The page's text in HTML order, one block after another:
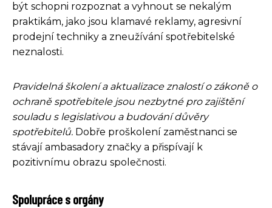
být schopni rozpoznat a vyhnout se nekalým
praktikám, jako jsou klamavé reklamy, agresivní
prodejní techniky a zneužívání spotřebitelské
neznalosti.
Pravidelná školení a aktualizace znalostí o zákoně o
ochraně spotřebitele jsou nezbytné pro zajištění
souladu s legislativou a budování důvěry
spotřebitelů. Dobře proškolení zaměstnanci se
stávají ambasadory značky a přispívají k
pozitivnímu obrazu společnosti.
Spolupráce s orgány